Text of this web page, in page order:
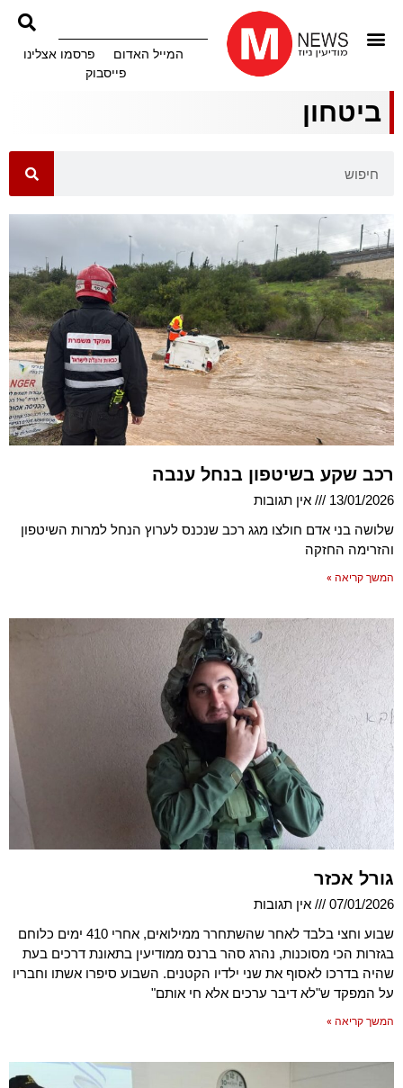
המייל האדום
פרסמו אצלינו
פייסבוק
ביטחון
רכב שקע בשיטפון בנחל ענבה
13/01/2026
אין תגובות
שלושה בני אדם חולצו מגג רכב שנכנס לערוץ הנחל למרות השיטפון
והזרימה החזקה
המשך קריאה »
גורל אכזר
07/01/2026
אין תגובות
שבוע וחצי בלבד לאחר שהשתחרר ממילואים, אחרי 410 ימים כלוחם
בגזרות הכי מסוכנות, נהרג סהר ברנס ממודיעין בתאונת דרכים בעת
שהיה בדרכו לאסוף את שני ילדיו הקטנים. השבוע סיפרו אשתו וחבריו
על המפקד ש"לא דיבר ערכים אלא חי אותם"
המשך קריאה »